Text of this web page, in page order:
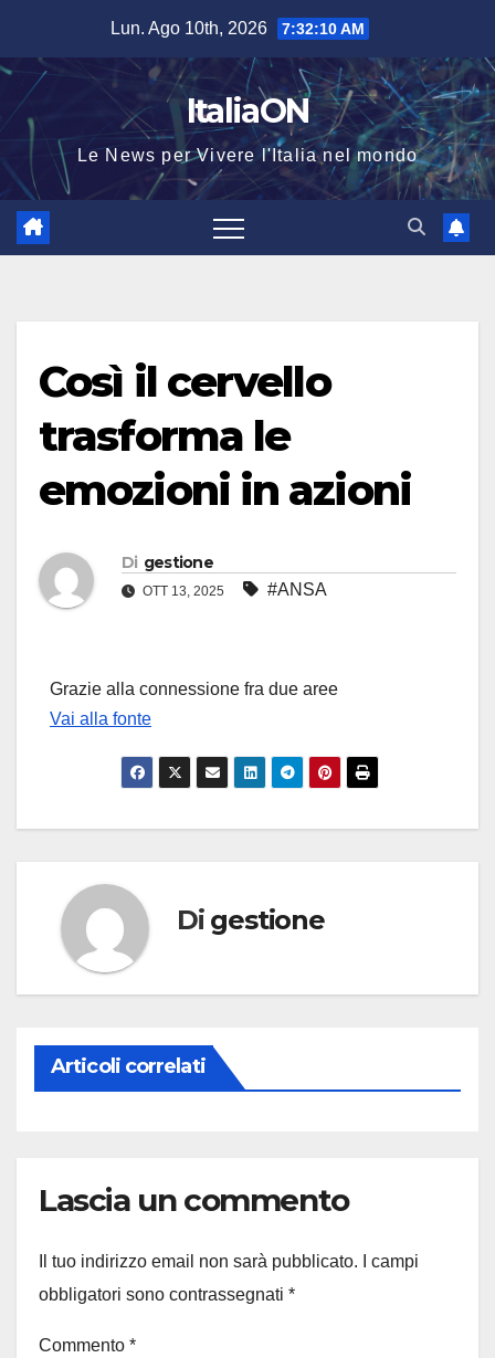
contenuto
Lun. Ago 10th, 2026 7:32:10 AM
ItaliaON
Le News per Vivere l'Italia nel mondo
Così il cervello
trasforma le
emozioni in azioni
Di gestione
OTT 13, 2025 #ANSA
Grazie alla connessione fra due aree
Vai alla fonte
Di gestione
Articoli correlati
Lascia un commento
Il tuo indirizzo email non sarà pubblicato.
I campi
obbligatori sono contrassegnati *
Commento *